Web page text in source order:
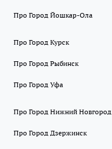
Про Город Йошкар-Ола
Про Город Курск
Про Город Рыбинск
Про Город Уфа
Про Город Нижний Новгород
Про Город Дзержинск